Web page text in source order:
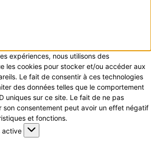
expériences, nous utilisons des
les cookies pour stocker et/ou accéder aux
Le fait de consentir à ces technologies
des données telles que le comportement
uniques sur ce site. Le fait de ne pas
son consentement peut avoir un effet négatif
et fonctions.
active